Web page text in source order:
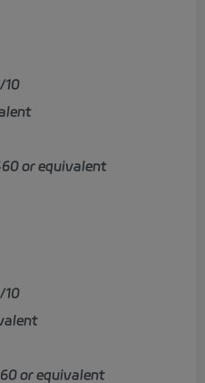
10
or equivalent
10
or equivalent